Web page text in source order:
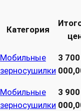
Категория
Мобильные
зерносушилки
3 700
Мобильные
зерносушилки
3 900